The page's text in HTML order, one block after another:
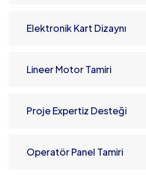
Elektronik Kart Dizaynı
Lineer Motor Tamiri
Proje Expertiz Desteği
Operatör Panel Tamiri